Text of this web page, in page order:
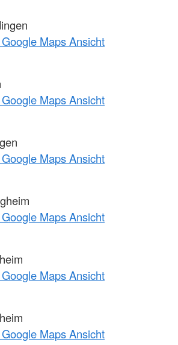
Maps Ansicht
Maps Ansicht
Maps Ansicht
Maps Ansicht
Maps Ansicht
Maps Ansicht